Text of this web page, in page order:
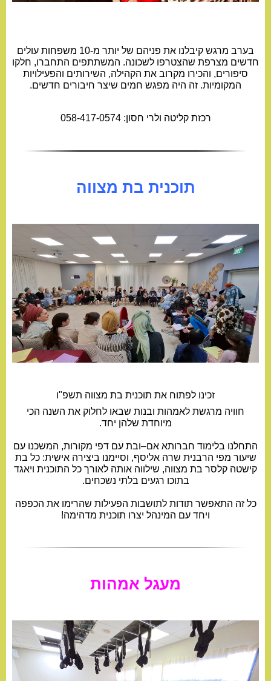
בערב מרגש קיבלנו את פניהם של יותר מ-10 משפחות עולים
חדשים מצרפת שהצטרפו לשכונה. המשתתפים התחברו, חלקו
סיפורים, והכירו מקרוב את הקהילה, השירותים והפעילויות
המקומיות. זה היה מפגש חמים שיצר חיבורים חדשים.
רכזת קליטה ולרי חסון: 058-417-0574
תוכנית בת מצווה
זכינו לפתוח את תוכנית בת מצווה תשפ"ו
חוויה מרגשת לאמהות ובנות שבאו לחלוק את השנה הכי
מיוחדת שלהן יחד.
התחלנו בלימוד חברותא אם–ובת עם דפי מקורות, המשכנו עם
שיעור מפי הרבנית שרה אליסף, וסיימנו ביצירה אישית: כל בת
קישטה קלסר בת מצווה, שילווה אותה לאורך כל התוכנית ויאגד
בתוכו רגעים בלתי נשכחים.
כל זה התאפשר תודות לתושבות הפעילות שהרימו את הכפפה
ויחד עם המינהל יצרו תוכנית מדהימה!
מעגל אמהות